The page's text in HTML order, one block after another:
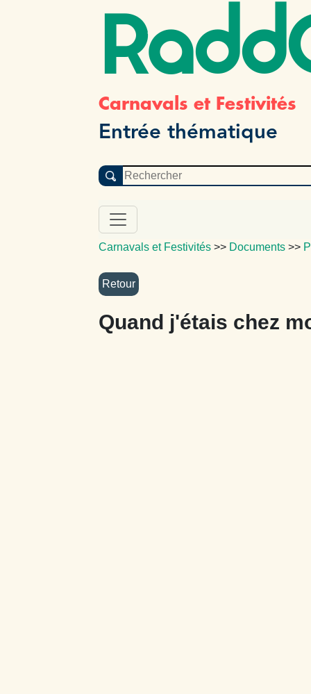
Carnavals et Festivités
Entrée thématique
Carnavals et Festivités >> Documents >>
Quand j'étais chez